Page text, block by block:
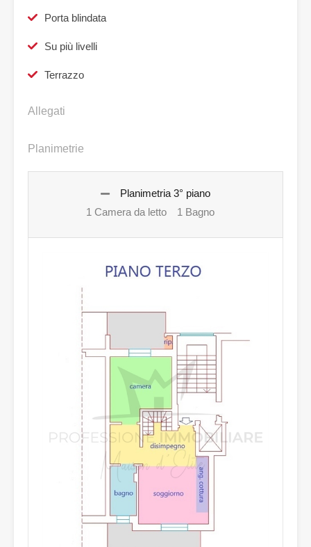
Porta blindata
Su più livelli
Terrazzo
Allegati
Planimetrie
Planimetria 3° piano
1 Camera da letto
1 Bagno